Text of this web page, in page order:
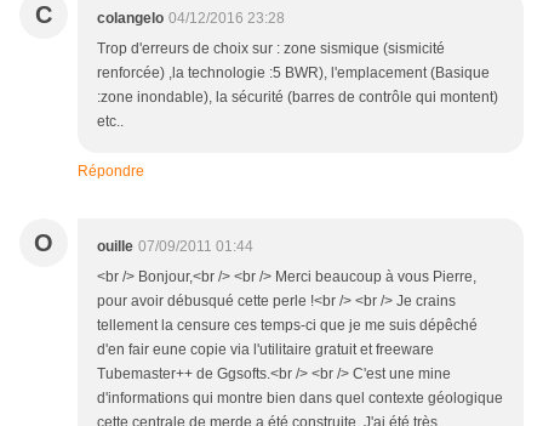
C colangelo 04/12/2016 23:28
Trop d'erreurs de choix sur : zone sismique (sismicité
renforcée) ,la technologie :5 BWR), l'emplacement (Basique
:zone inondable), la sécurité (barres de contrôle qui montent)
etc..
Répondre
O ouille 07/09/2011 01:44
<br /> Bonjour,<br /> <br /> Merci beaucoup à vous Pierre,
pour avoir débusqué cette perle !<br /> <br /> Je crains
tellement la censure ces temps-ci que je me suis dépêché
d'en fair eune copie via l'utilitaire gratuit et freeware
Tubemaster++ de Ggsofts.<br /> <br /> C'est une mine
d'informations qui montre bien dans quel contexte géologique
cette centrale de merde a été construite. J'ai été très